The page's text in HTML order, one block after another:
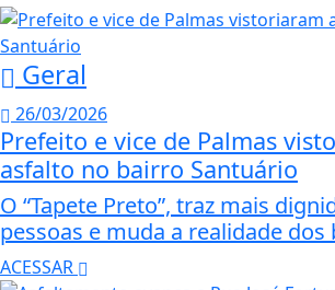
Geral
26/03/2026
Prefeito e vice de Palmas
asfalto no bairro Santuário
O “Tapete Preto”, traz mais
pessoas e muda a realidade dos
ACESSAR